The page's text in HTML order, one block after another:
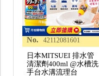
No. 42112081601
日本MITSUEI 排水管
清潔劑400ml @水槽洗
手台水溝流理台